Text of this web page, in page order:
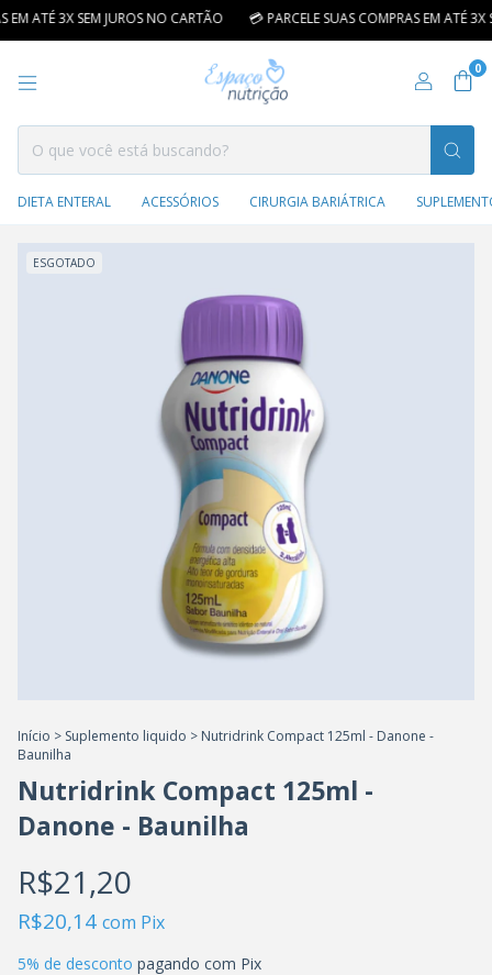
ATÉ 3X SEM JUROS NO CARTÃO 💳 PARCELE SUAS COMPRAS EM ATÉ 3X
0
DIETA ENTERAL ACESSÓRIOS CIRURGIA BARIÁTRICA
ESGOTADO
Início > Suplemento liquido > Nutridrink Compact 125ml - Danone -
Baunilha
Nutridrink Compact 125ml -
Danone - Baunilha
R$21,20
R$20,14 com Pix
5% de desconto pagando com Pix